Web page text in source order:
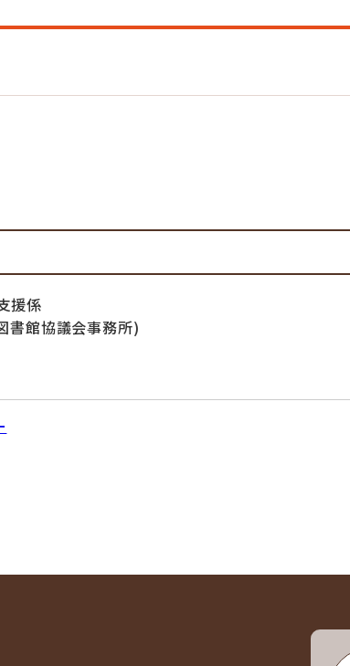
援係
書館協議会事務所)